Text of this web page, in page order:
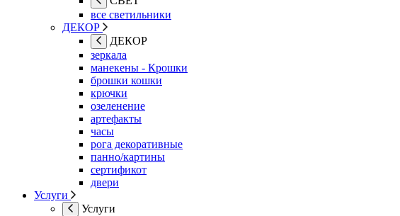
все светильники
ДЕКОР
ДЕКОР
зеркала
манекены - Крошки
брошки кошки
крючки
озеленение
артефакты
часы
рога декоративные
панно/картины
сертификот
двери
Услуги
Услуги